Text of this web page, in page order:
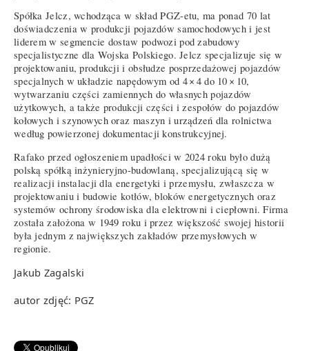
Spółka Jelcz, wchodząca w skład PGZ-etu, ma ponad 70 lat
doświadczenia w produkcji pojazdów samochodowych i jest
liderem w segmencie dostaw podwozi pod zabudowy
specjalistyczne dla Wojska Polskiego. Jelcz specjalizuje się w
projektowaniu, produkcji i obsłudze posprzedażowej pojazdów
specjalnych w układzie napędowym od 4 × 4 do 10 × 10,
wytwarzaniu części zamiennych do własnych pojazdów
użytkowych, a także produkcji części i zespołów do pojazdów
kołowych i szynowych oraz maszyn i urządzeń dla rolnictwa
według powierzonej dokumentacji konstrukcyjnej.
Rafako przed ogłoszeniem upadłości w 2024 roku było dużą
polską spółką inżynieryjno-budowlaną, specjalizującą się w
realizacji instalacji dla energetyki i przemysłu, zwłaszcza w
projektowaniu i budowie kotłów, bloków energetycznych oraz
systemów ochrony środowiska dla elektrowni i ciepłowni. Firma
została założona w 1949 roku i przez większość swojej historii
była jednym z największych zakładów przemysłowych w
regionie.
Jakub Zagalski
autor zdjęć: PGZ